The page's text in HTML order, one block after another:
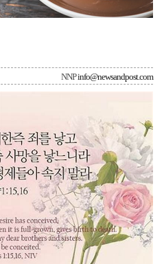
NNPinfo@newsandpost.com